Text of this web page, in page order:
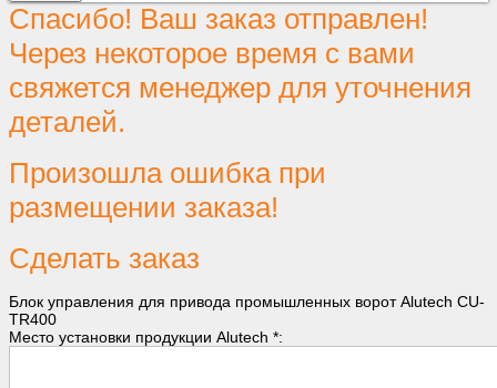
Спасибо! Ваш заказ отправлен!
Через некоторое время с вами
свяжется менеджер для уточнения
деталей.
Произошла ошибка при
размещении заказа!
Сделать заказ
Блок управления для привода промышленных ворот Alutech CU-
TR400
Место установки продукции Alutech *: